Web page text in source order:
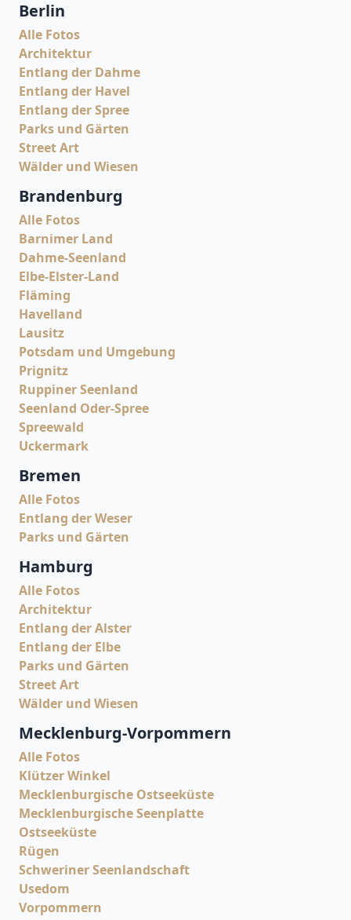
Berlin
Alle Fotos
Architektur
Entlang der Dahme
Entlang der Havel
Entlang der Spree
Parks und Gärten
Street Art
Wälder und Wiesen
Brandenburg
Alle Fotos
Barnimer Land
Dahme-Seenland
Elbe-Elster-Land
Fläming
Havelland
Lausitz
Potsdam und Umgebung
Prignitz
Ruppiner Seenland
Seenland Oder-Spree
Spreewald
Uckermark
Bremen
Alle Fotos
Entlang der Weser
Parks und Gärten
Hamburg
Alle Fotos
Architektur
Entlang der Alster
Entlang der Elbe
Parks und Gärten
Street Art
Wälder und Wiesen
Mecklenburg-Vorpommern
Alle Fotos
Klützer Winkel
Mecklenburgische Ostseeküste
Mecklenburgische Seenplatte
Ostseeküste
Rügen
Schweriner Seenlandschaft
Usedom
Vorpommern